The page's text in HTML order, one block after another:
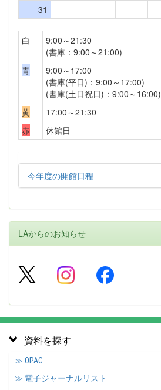
31
白
9:00～21:30
(書庫：9:00～21:00)
青
9:00～17:00
(書庫(平日)：9:00～17:00)
(書庫(土日祝日)：9:00～16:00)
黄
17:00～21:30
赤
休館日
今年度の開館日程
LAからのお知らせ
資料を探す
≫ OPAC
≫ 電子ジャーナルリスト